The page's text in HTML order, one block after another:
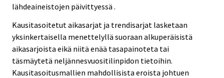
lähdeaineistojen päivittyessä .
Kausitasoitetut aikasarjat ja trendisarjat lasketaan
yksinkertaisella menettelyllä suoraan alkuperäisistä
aikasarjoista eikä niitä enää tasapainoteta tai
täsmäytetä neljännesvuositilinpidon tietoihin.
Kausitasoitusmallien mahdollisista eroista johtuen